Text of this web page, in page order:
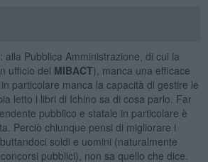
alla Pubblica Amministrazione, di cui la
ufficio del MIBACT), manca una efficace
particolare manca la capacità di gestire le
letto i libri di Ichino sa di cosa parlo. Far
pubblico e statale in particolare è
Perciò chiunque pensi di migliorare i
soldi e uomini (naturalmente
pubblici), non sa quello che dice.